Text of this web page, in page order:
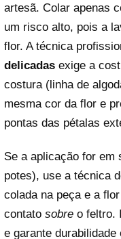
artesã. Colar apenas
um risco alto, pois a
flor. A técnica
delicadas exige a
costura (linha de
mesma cor da flor e
pontas das pétalas
Se a aplicação for
potes), use a técnica
colada na peça e a
contato sobre o feltro.
e garante